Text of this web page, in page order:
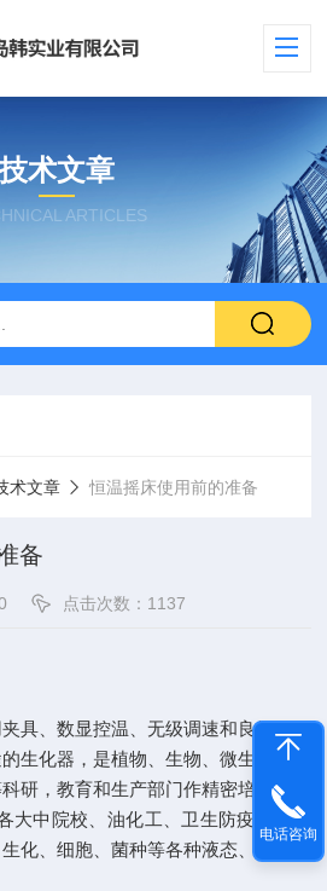
技术文章
ARTICLES
术文章 恒温摇床使用前的准备
备
点击次数：1137
具、数显控温、无级调速和良好的热
生化器，是植物、生物、微生物、遗
研，教育和生产部门作精密培养制备
大中院校、油化工、卫生防疫、环境
化、细胞、菌种等各种液态、固态化
电话咨询